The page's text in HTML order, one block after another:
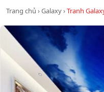
Trang chủ ›Galaxy›Tranh